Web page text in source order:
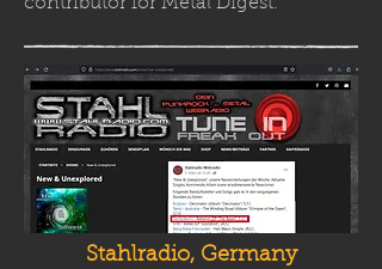
Stahlradio, Germany